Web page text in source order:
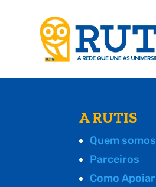
A RUTIS
Quem somos
Parceiros
Como Apoiar